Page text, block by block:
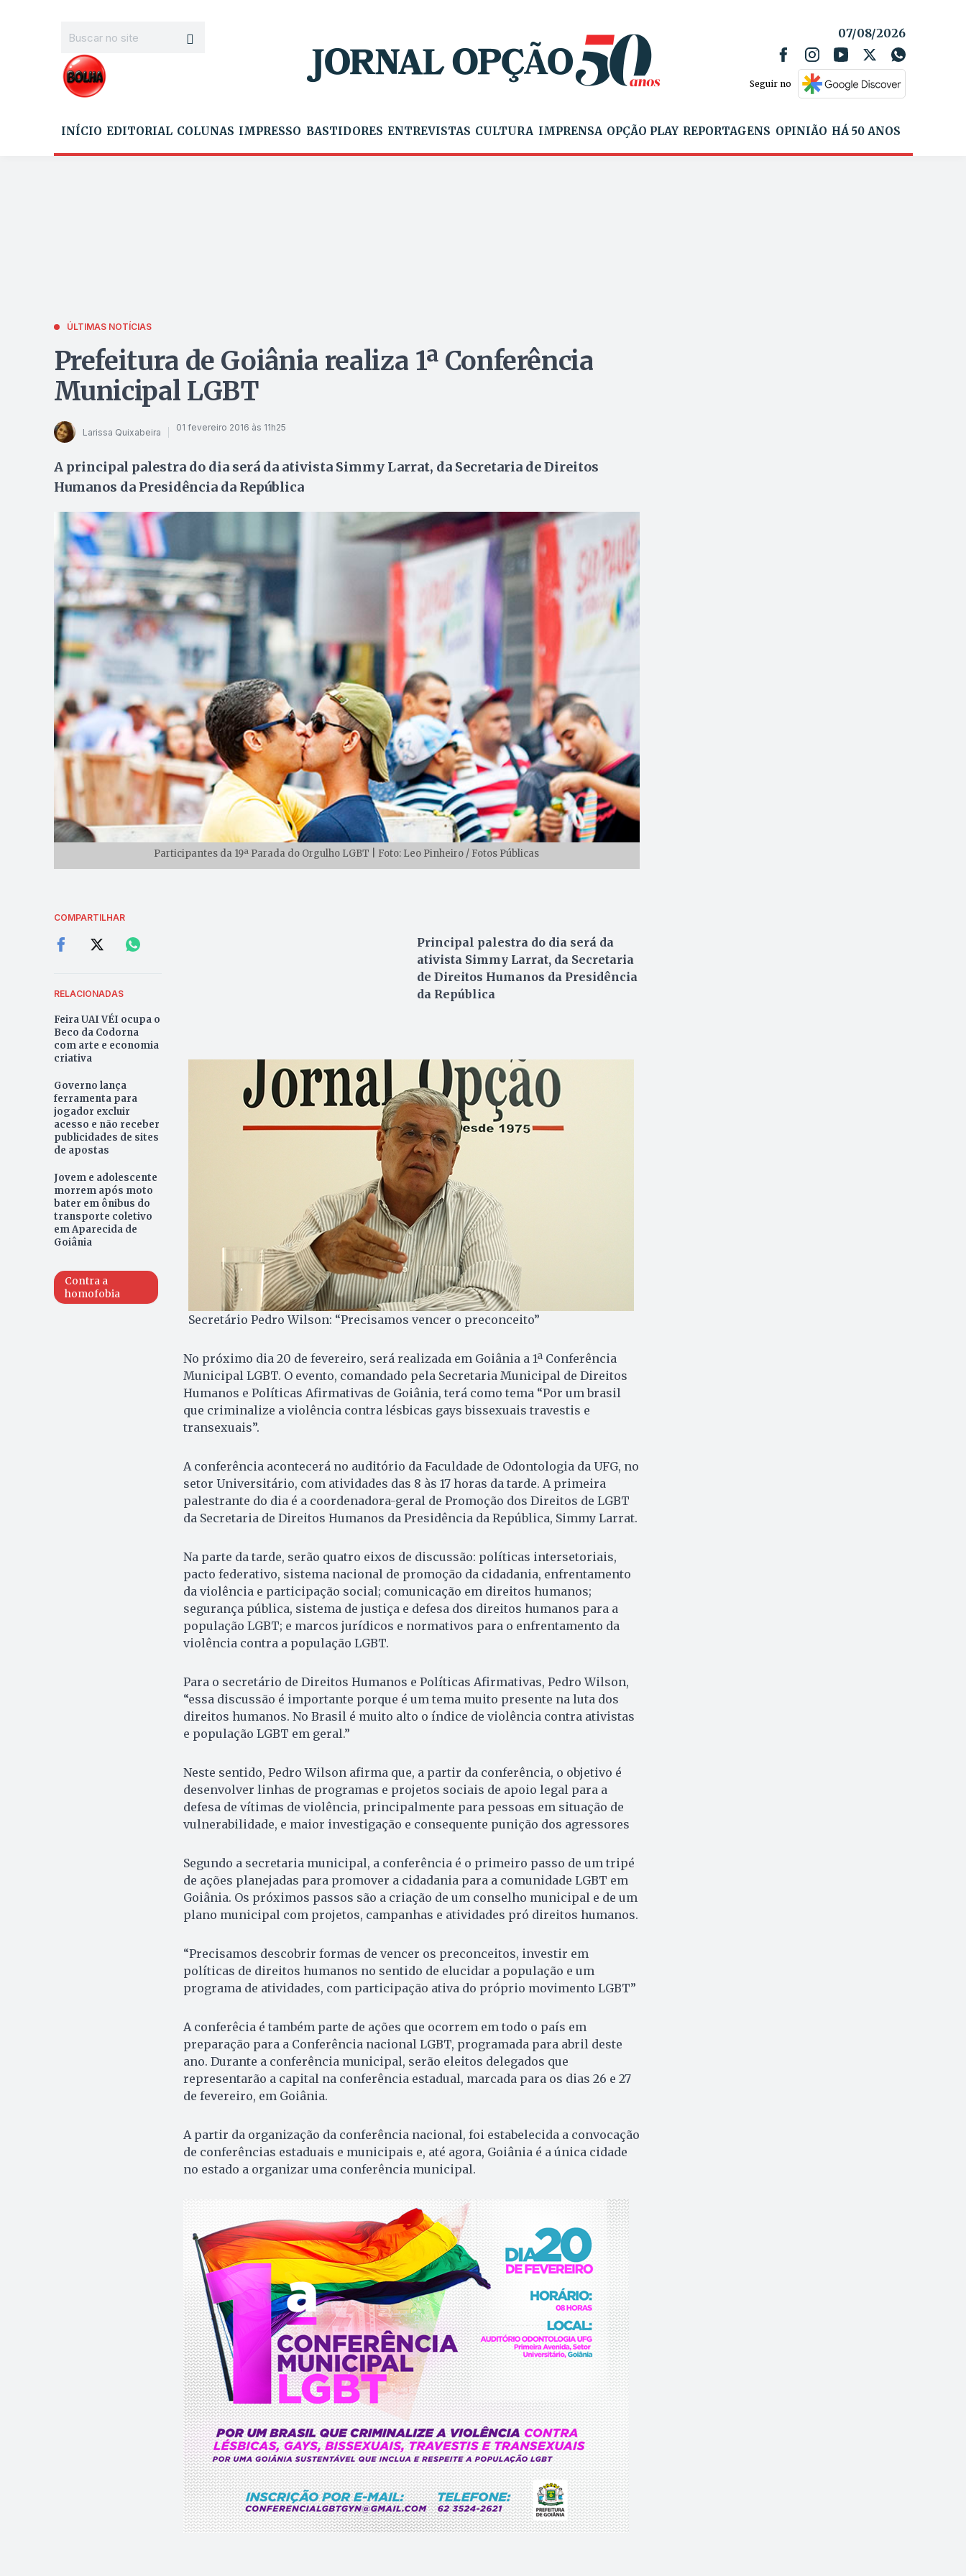
07/08/2026
Seguir no
INÍCIO EDITORIAL COLUNAS IMPRESSO BASTIDORES ENTREVISTAS CULTURA IMPRENSA OPÇÃO PLAY REPORTAGENS OPINIÃO HÁ 50 ANOS
ÚLTIMAS NOTÍCIAS
Prefeitura de Goiânia realiza 1ª Conferência
Municipal LGBT
Larissa Quixabeira 01 fevereiro 2016 às 11h25
A principal palestra do dia será da ativista Simmy Larrat, da Secretaria de Direitos
Humanos da Presidência da República
Participantes da 19ª Parada do Orgulho LGBT | Foto: Leo Pinheiro / Fotos Públicas
COMPARTILHAR
RELACIONADAS
Feira UAI VÉI ocupa o
Beco da Codorna
com arte e economia
criativa
Governo lança
ferramenta para
jogador excluir
acesso e não receber
publicidades de sites
de apostas
Jovem e adolescente
morrem após moto
bater em ônibus do
transporte coletivo
em Aparecida de
Goiânia
Contra a
homofobia
Principal palestra do dia será da
ativista Simmy Larrat, da Secretaria
de Direitos Humanos da Presidência
da República
Secretário Pedro Wilson: “Precisamos vencer o preconceito”
No próximo dia 20 de fevereiro, será realizada em Goiânia a 1ª Conferência
Municipal LGBT. O evento, comandado pela Secretaria Municipal de Direitos
Humanos e Políticas Afirmativas de Goiânia, terá como tema “Por um brasil
que criminalize a violência contra lésbicas gays bissexuais travestis e
transexuais”.
A conferência acontecerá no auditório da Faculdade de Odontologia da UFG, no
setor Universitário, com atividades das 8 às 17 horas da tarde. A primeira
palestrante do dia é a coordenadora-geral de Promoção dos Direitos de LGBT
da Secretaria de Direitos Humanos da Presidência da República, Simmy Larrat.
Na parte da tarde, serão quatro eixos de discussão: políticas intersetoriais,
pacto federativo, sistema nacional de promoção da cidadania, enfrentamento
da violência e participação social; comunicação em direitos humanos;
segurança pública, sistema de justiça e defesa dos direitos humanos para a
população LGBT; e marcos jurídicos e normativos para o enfrentamento da
violência contra a população LGBT.
Para o secretário de Direitos Humanos e Políticas Afirmativas, Pedro Wilson,
“essa discussão é importante porque é um tema muito presente na luta dos
direitos humanos. No Brasil é muito alto o índice de violência contra ativistas
e população LGBT em geral.”
Neste sentido, Pedro Wilson afirma que, a partir da conferência, o objetivo é
desenvolver linhas de programas e projetos sociais de apoio legal para a
defesa de vítimas de violência, principalmente para pessoas em situação de
vulnerabilidade, e maior investigação e consequente punição dos agressores
Segundo a secretaria municipal, a conferência é o primeiro passo de um tripé
de ações planejadas para promover a cidadania para a comunidade LGBT em
Goiânia. Os próximos passos são a criação de um conselho municipal e de um
plano municipal com projetos, campanhas e atividades pró direitos humanos.
“Precisamos descobrir formas de vencer os preconceitos, investir em
políticas de direitos humanos no sentido de elucidar a população e um
programa de atividades, com participação ativa do próprio movimento LGBT”
A conferêcia é também parte de ações que ocorrem em todo o país em
preparação para a Conferência nacional LGBT, programada para abril deste
ano. Durante a conferência municipal, serão eleitos delegados que
representarão a capital na conferência estadual, marcada para os dias 26 e 27
de fevereiro, em Goiânia.
A partir da organização da conferência nacional, foi estabelecida a convocação
de conferências estaduais e municipais e, até agora, Goiânia é a única cidade
no estado a organizar uma conferência municipal.